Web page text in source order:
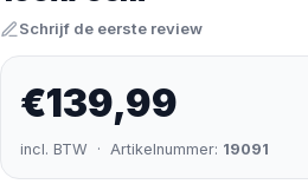
Schrijf de eerste review
€139,99
incl. BTW · Artikelnummer: 19091